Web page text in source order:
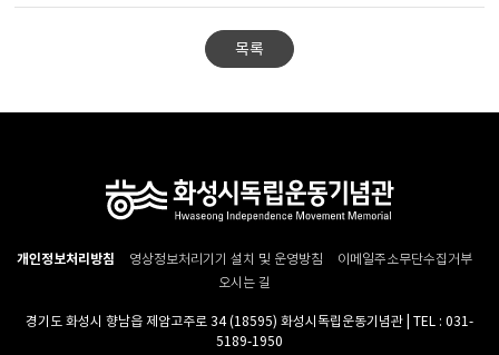
목록
개인정보처리방침 영상정보처리기기 설치 및 운영방침
이메일주소무단수집거부
오시는 길
경기도 화성시 향남읍 제암고주로 34 (18595) 화성시독립운동기념관 | TEL : 031-
5189-1950